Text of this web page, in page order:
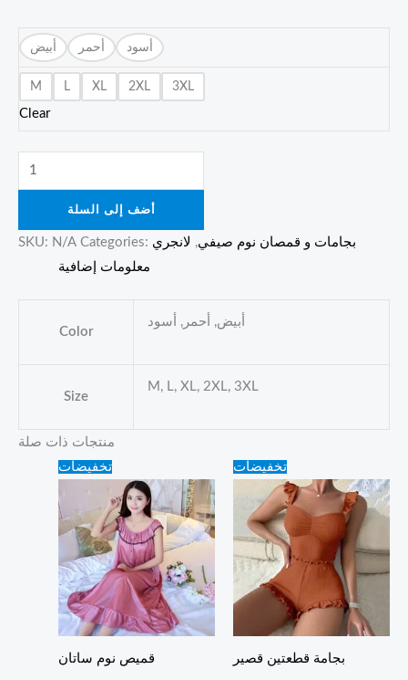
أبيض أحمر أسود
M L XL 2XL 3XL
Clear
أضف إلى السلة
SKU: N/A Categories: بجامات و قمصان نوم صيفي, لانجري
معلومات إضافية
Color
أبيض, أحمر, أسود
Size
M, L, XL, 2XL, 3XL
منتجات ذات صلة
تخفيضات
قميص نوم ساتان
Original
price
was:
20.00 ₪.
is:
15.00 ₪.
تخفيضات
بجامة قطعتين قصير
Original
price
was:
25.00 ₪.
is:
20.00 ₪.